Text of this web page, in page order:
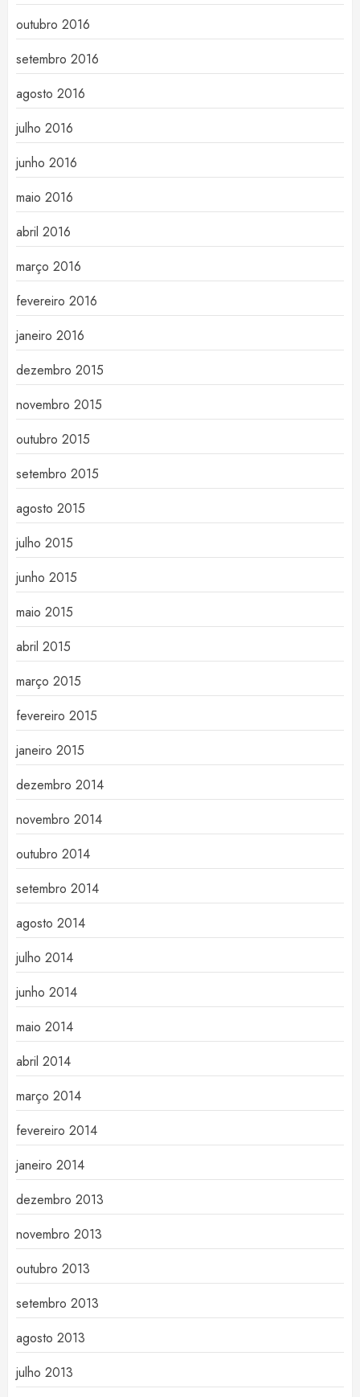
outubro 2016
setembro 2016
agosto 2016
julho 2016
junho 2016
maio 2016
abril 2016
março 2016
fevereiro 2016
janeiro 2016
dezembro 2015
novembro 2015
outubro 2015
setembro 2015
agosto 2015
julho 2015
junho 2015
maio 2015
abril 2015
março 2015
fevereiro 2015
janeiro 2015
dezembro 2014
novembro 2014
outubro 2014
setembro 2014
agosto 2014
julho 2014
junho 2014
maio 2014
abril 2014
março 2014
fevereiro 2014
janeiro 2014
dezembro 2013
novembro 2013
outubro 2013
setembro 2013
agosto 2013
julho 2013